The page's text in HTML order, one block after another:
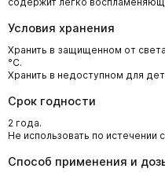
Условия хранения
Хранить в защищенном от
°С.
Хранить в недоступном для
Срок годности
2 года.
Не использовать по истечении
Способ применения и